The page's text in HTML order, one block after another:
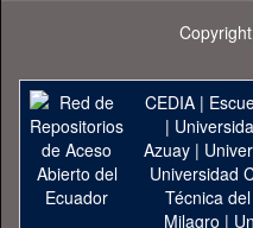
CEDIA|
|
Azuay|
Universidad
Técnica
Milagro |